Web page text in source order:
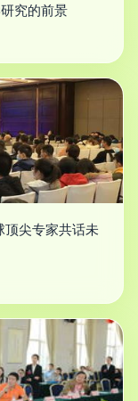
究的前景
顶尖专家共话未